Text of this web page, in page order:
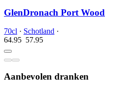
GlenDronach Port Wood
70cl · Schotland ·
64.95 57.95
Aanbevolen dranken